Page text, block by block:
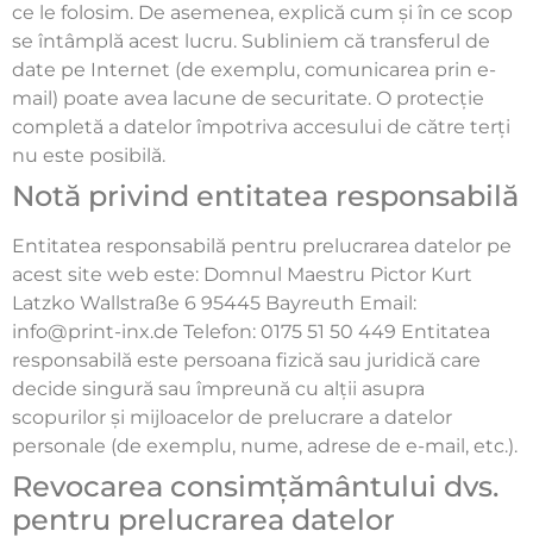
ce le folosim. De asemenea, explică cum și în ce scop
se întâmplă acest lucru. Subliniem că transferul de
date pe Internet (de exemplu, comunicarea prin e-
mail) poate avea lacune de securitate. O protecție
completă a datelor împotriva accesului de către terți
nu este posibilă.
Notă privind entitatea responsabilă
Entitatea responsabilă pentru prelucrarea datelor pe
acest site web este: Domnul Maestru Pictor Kurt
Latzko Wallstraße 6 95445 Bayreuth Email:
info@print-inx.de Telefon: 0175 51 50 449 Entitatea
responsabilă este persoana fizică sau juridică care
decide singură sau împreună cu alții asupra
scopurilor și mijloacelor de prelucrare a datelor
personale (de exemplu, nume, adrese de e-mail, etc.).
Revocarea consimțământului dvs.
pentru prelucrarea datelor